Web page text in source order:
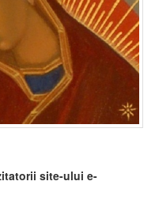
site-ului e-